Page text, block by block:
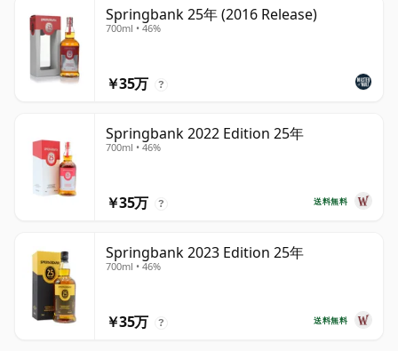
Springbank 25年 (2016 Release)
700ml • 46%
￥35万 ?
Springbank 2022 Edition 25年
700ml • 46%
送料無料
￥35万 ?
Springbank 2023 Edition 25年
700ml • 46%
送料無料
￥35万 ?